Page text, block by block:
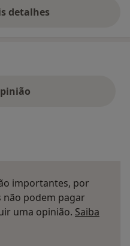
detalhes
o endereço
importantes, por
não podem pagar
uma opinião. Saiba